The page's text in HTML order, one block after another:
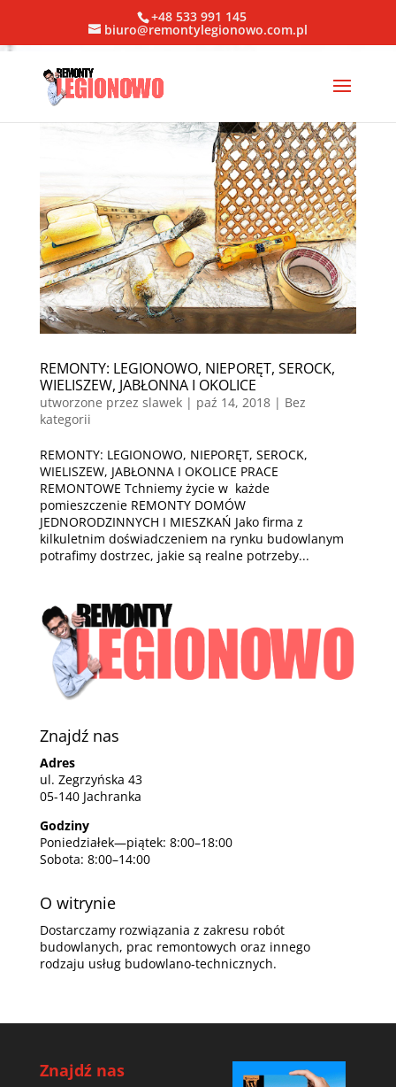
+48 533 991 145
biuro@remontylegionowo.com.pl
REMONTY: LEGIONOWO, NIEPORĘT, SEROCK,
WIELISZEW, JABŁONNA I OKOLICE
utworzone przez slawek| paź 14, 2018| Bez
kategorii
REMONTY: LEGIONOWO, NIEPORĘT, SEROCK,
WIELISZEW, JABŁONNA I OKOLICE PRACE
REMONTOWE Tchniemy życie w każde
pomieszczenie REMONTY DOMÓW
JEDNORODZINNYCH I MIESZKAŃ Jako firma z
kilkuletnim doświadczeniem na rynku budowlanym
potrafimy dostrzec, jakie są realne potrzeby...
Znajdź nas
Adres
ul. Zegrzyńska 43
05-140 Jachranka
Godziny
Poniedziałek—piątek: 8:00–18:00
Sobota: 8:00–14:00
O witrynie
Dostarczamy rozwiązania z zakresu robót
budowlanych, prac remontowych oraz innego
rodzaju usług budowlano-technicznych.
Znajdź nas